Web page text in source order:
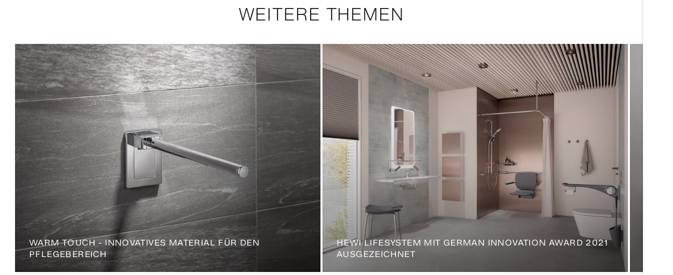
WEITERE THEMEN
WARM TOUCH - INNOVATIVES MATERIAL FÜR DEN
PFLEGEBEREICH
HEWI LIFESYSTEM MIT GERMAN INNOVATION AWARD 2021
AUSGEZEICHNET